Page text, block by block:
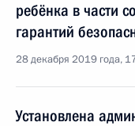
ребёнка в части
гарантий
28 декабря 2019 года,
Установлена